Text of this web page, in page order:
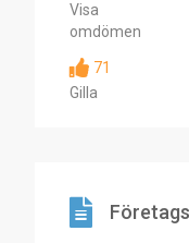
Visa
omdömen
71
Gilla